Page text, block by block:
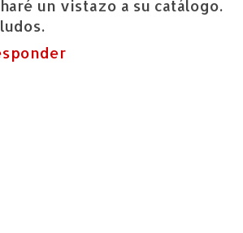
un vistazo a su catálogo.